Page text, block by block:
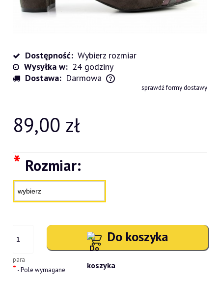
Dostępność: Wybierz rozmiar
Wysyłka w: 24 godziny
Dostawa: Darmowa
Cena nie zawiera ewentualnych kosztów płatnościsprawdź formy dostawy
89,00 zł
* Rozmiar:
para
Do koszyka
* - Pole wymagane